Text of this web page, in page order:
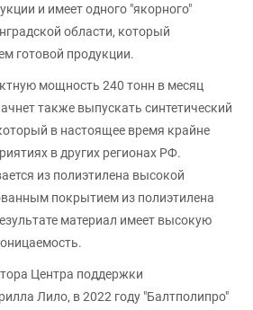
и имеет одного "якорного"
области, который
готовой продукции.
мощность 240 тонн в месяц
также выпускать синтетический
в настоящее время крайне
в других регионах РФ.
из полиэтилена высокой
покрытием из полиэтилена
материал имеет высокую
Центра поддержки
Лило, в 2022 году "Балтполипро"